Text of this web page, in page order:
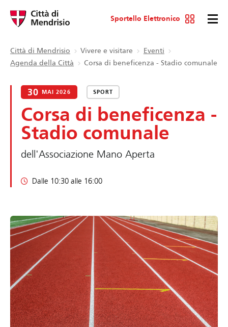
Sportello Elettronico
Città di Mendrisio Vivere e visitare
Eventi
Agenda della Città
Corsa di beneficenza - Stadio comunale
30 MAI 2026 SPORT
Corsa di beneficenza -
Stadio comunale
dell'Associazione Mano Aperta
Dalle 10:30 alle 16:00